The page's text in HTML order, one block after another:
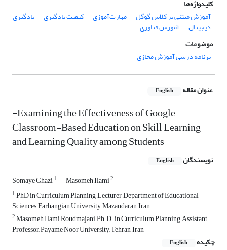
کلیدواژه‌ها
آموزش مبتنی بر کلاس گوگل
مهارت‌آموزی کیفیت یادگیری یادگیری
دیجیتال
آموزش فناوری
موضوعات
برنامه درسی آموزش مجازی
عنوان مقاله English
-Examining the Effectiveness of Google
Classroom-Based Education on Skill Learning
and Learning Quality among Students
نویسندگان English
Somaye Ghazi1 Masomeh Ilami2
1PhD in Curriculum Planning, Lecturer, Department of Educational
Sciences, Farhangian University, Mazandaran, Iran
2Masomeh Ilami Roudmajani, Ph.D. in Curriculum Planning, Assistant
Professor, Payame Noor University, Tehran, Iran
چکیده
English